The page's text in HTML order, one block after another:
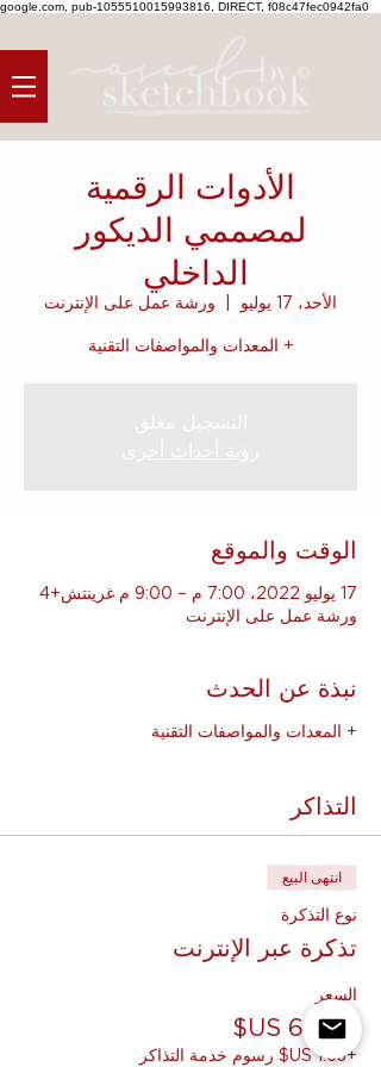
google.com, pub-1055510015993816, DIRECT, f08c47fec0942fa0
الأدوات الرقمية
لمصممي الديكور
الداخلي
الأحد، 17 يوليو ورشة عمل على الإنترنت
+ المعدات والمواصفات التقنية
الوقت والموقع
17 يوليو 2022، 7:00 م – 9:00 م غرينتش+4
ورشة عمل على الإنترنت
نبذة عن الحدث
+ المعدات والمواصفات التقنية
التذاكر
انتهى البيع
نوع التذكرة
تذكرة عبر الإنترنت
السعر
+‏1.63 US$ رسوم خدمة التذاكر